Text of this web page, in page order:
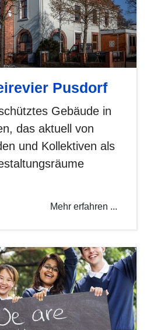
Pusdorf
Gebäude in
das aktuell von
und Kollektiven als
Mehr erfahren ...